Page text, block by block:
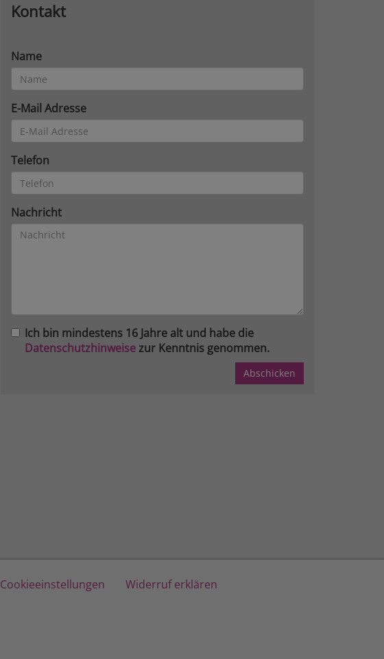
Kontakt
Name
E-Mail Adresse
Telefon
Nachricht
Ich bin mindestens 16 Jahre alt und habe die
Datenschutzhinweisezur Kenntnis genommen.
Cookieeinstellungen Widerruf erklären